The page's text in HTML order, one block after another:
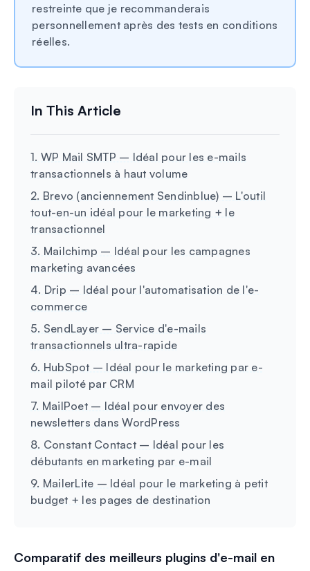
restreinte que je recommanderais
personnellement après des tests en conditions
réelles.
1. WP Mail SMTP – Idéal pour les e-mails
transactionnels à haut volume
2. Brevo (anciennement Sendinblue) – L'outil
tout-en-un idéal pour le marketing + le
transactionnel
3. Mailchimp – Idéal pour les campagnes
marketing avancées
4. Drip – Idéal pour l'automatisation de l'e-
commerce
5. SendLayer – Service d'e-mails
transactionnels ultra-rapide
6. HubSpot – Idéal pour le marketing par e-
mail piloté par CRM
7. MailPoet – Idéal pour envoyer des
newsletters dans WordPress
8. Constant Contact – Idéal pour les
débutants en marketing par e-mail
9. MailerLite – Idéal pour le marketing à petit
budget + les pages de destination
Comparatif des meilleurs plugins d'e-mail en